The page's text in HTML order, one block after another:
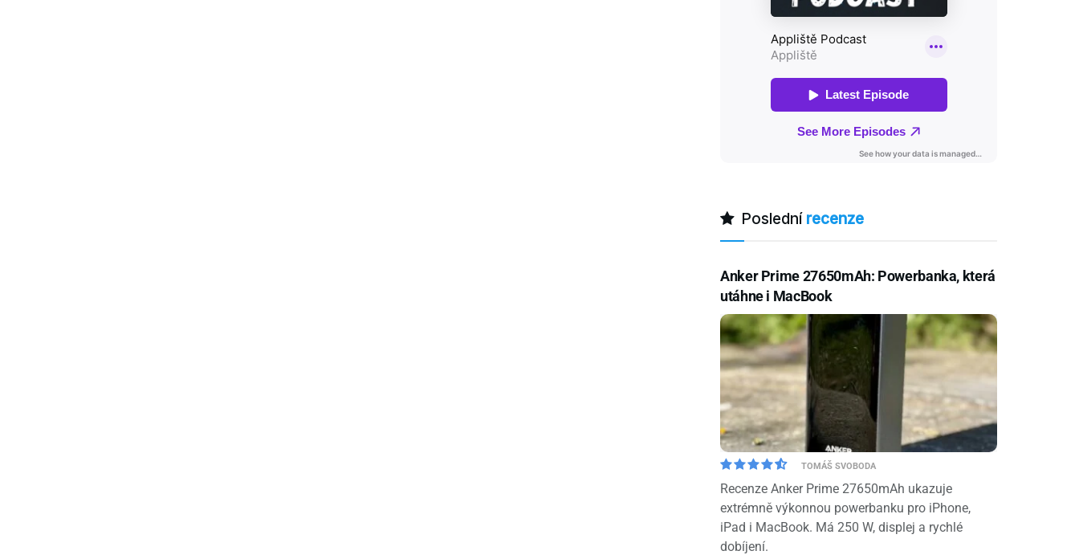
Poslední recenze
Anker Prime 27650mAh: Powerbanka, která
utáhne i MacBook
TOMÁŠ SVOBODA
Recenze Anker Prime 27650mAh ukazuje
extrémně výkonnou powerbanku pro iPhone,
iPad i MacBook. Má 250 W, displej a rychlé
dobíjení.